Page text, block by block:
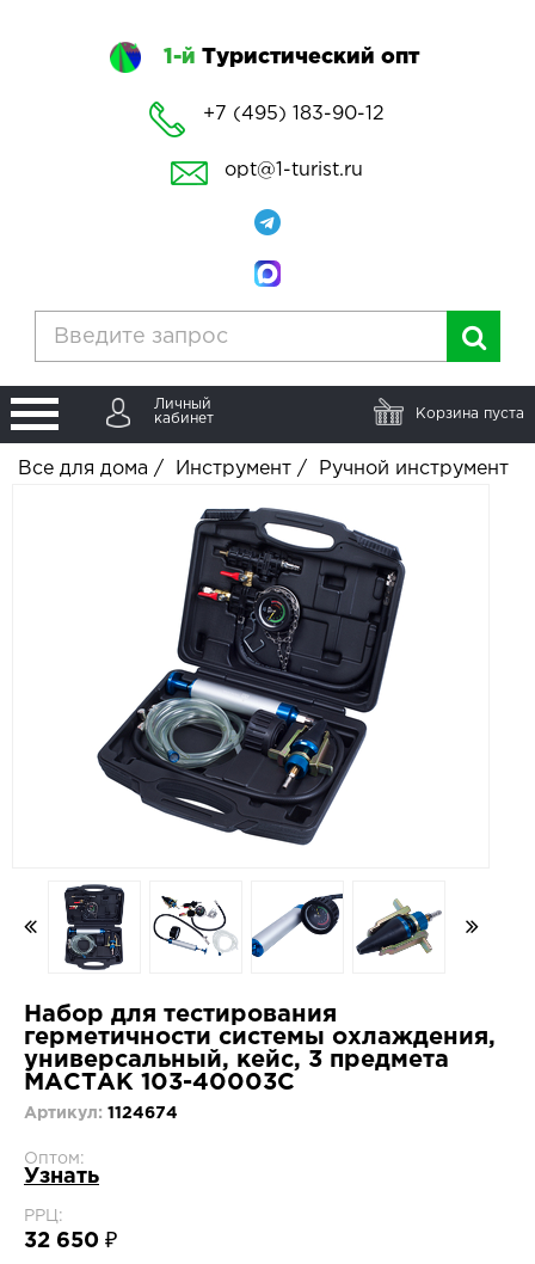
1-й Туристический опт
+7 (495) 183-90-12
opt@1-turist.ru
Личный
кабинет
Корзина пуста
Все для дома / Инструмент / Ручной инструмент
Набор для тестирования
герметичности системы охлаждения,
универсальный, кейс, 3 предмета
МАСТАК 103-40003C
Артикул: 1124674
Оптом:
Узнать
РРЦ:
32 650 ₽